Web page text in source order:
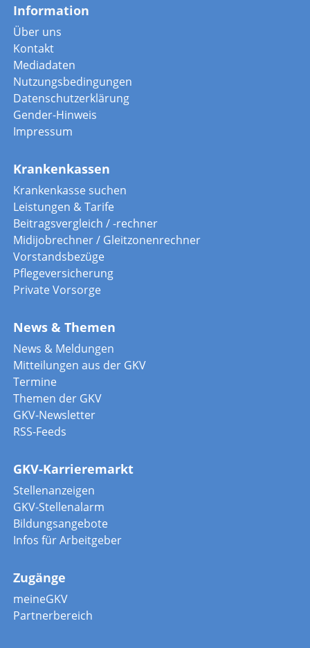
Information
Über uns
Kontakt
Mediadaten
Nutzungsbedingungen
Datenschutzerklärung
Gender-Hinweis
Impressum
Krankenkassen
Krankenkasse suchen
Leistungen & Tarife
Beitragsvergleich / -rechner
Midijobrechner / Gleitzonenrechner
Vorstandsbezüge
Pflegeversicherung
Private Vorsorge
News & Themen
News & Meldungen
Mitteilungen aus der GKV
Termine
Themen der GKV
GKV-Newsletter
RSS-Feeds
GKV-Karrieremarkt
Stellenanzeigen
GKV-Stellenalarm
Bildungsangebote
Infos für Arbeitgeber
Zugänge
meineGKV
Partnerbereich